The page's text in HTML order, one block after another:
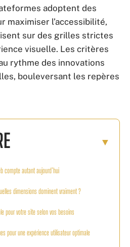
adoptent des
maximiser l’accessibilité,
sur des grilles strictes
visuelle. Les critères
rythme des innovations
bouleversant les repères
compte autant aujourd’hui
dimensions dominent vraiment ?
pour votre site selon vos besoins
pour une expérience utilisateur optimale